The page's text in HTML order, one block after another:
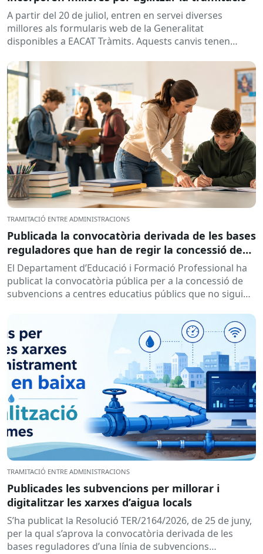
A partir del 20 de juliol, entren en servei diverses
millores als formularis web de la Generalitat
disponibles a EACAT Tràmits. Aquests canvis tenen
TRAMITACIÓ ENTRE ADMINISTRACIONS
Publicada la convocatòria derivada de les bases
reguladores que han de regir la concessió de
subvencions a centres educatius, per al
desenvolupament de programes de formació i
inserció, durant el curs 2026-2027
El Departament d’Educació i Formació Professional ha
publicat la convocatòria pública per a la concessió de
subvencions a centres educatius públics que no siguin
TRAMITACIÓ ENTRE ADMINISTRACIONS
Publicades les subvencions per millorar i
digitalitzar les xarxes d’aigua locals
S’ha publicat la Resolució TER/2164/2026, de 25 de juny,
per la qual s’aprova la convocatòria derivada de les
bases reguladores d’una línia de subvencions